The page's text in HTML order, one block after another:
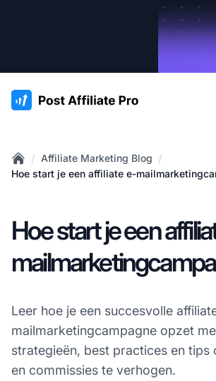
:site.title
Home
/ Affiliate Marketing Blog /
Hoe start je een affiliate e-
Hoe start je een
Leer hoe je een succesvolle
mailmarketingcampagne opzet
strategieën, best practices en tips
en commissies te verhogen.